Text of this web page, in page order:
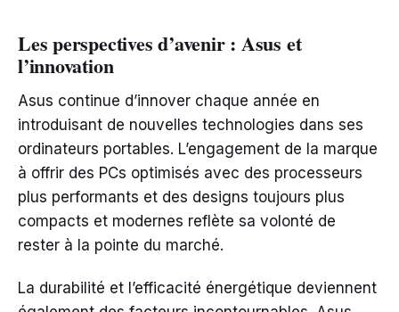
Les perspectives d’avenir : Asus et
l’innovation
Asus continue d’innover chaque année en
introduisant de nouvelles technologies dans ses
ordinateurs portables. L’engagement de la marque
à offrir des PCs optimisés avec des processeurs
plus performants et des designs toujours plus
compacts et modernes reflète sa volonté de
rester à la pointe du marché.
La durabilité et l’efficacité énergétique deviennent